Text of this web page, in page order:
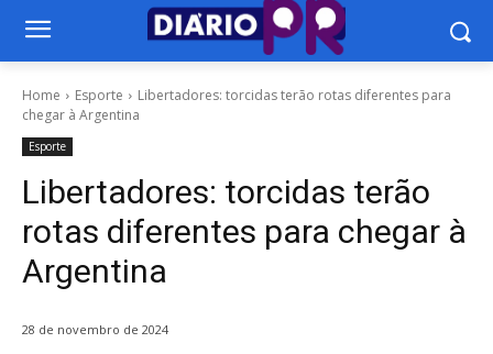
Home Esporte
Libertadores: torcidas terão rotas diferentes para
chegar à Argentina
Esporte
Libertadores: torcidas terão
rotas diferentes para chegar à
Argentina
28 de novembro de 2024